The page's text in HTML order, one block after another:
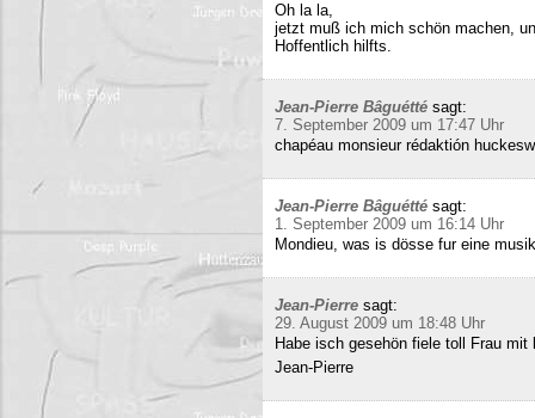
Oh la la,
jetzt muß ich mich schön machen,
Hoffentlich hilfts.
Jean-Pierre Bâguétté sagt:
7. September 2009 um 17:47 Uhr
chapéau monsieur rédaktión
Jean-Pierre Bâguétté sagt:
1. September 2009 um 16:14 Uhr
Mondieu, was is dösse fur eine
Jean-Pierre sagt:
29. August 2009 um 18:48 Uhr
Habe isch gesehön fiele toll Frau
Jean-Pierre